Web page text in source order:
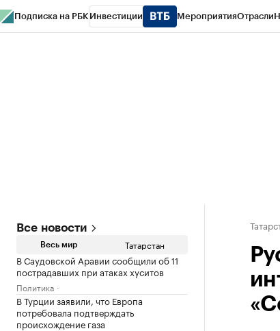
Подписка на РБК Инвестиции МероприятияОтрасли
Все новости
Весь мир Татарстан
В Саудовской Аравии сообщили об 11
пострадавших при атаках хуситов
Политика
В Турции заявили, что Европа
потребовала подтверждать
происхождение газа